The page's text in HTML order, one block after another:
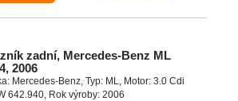
zadní, Mercedes-Benz ML
2006
Mercedes-Benz, Typ: ML, Motor: 3.0 Cdi
642.940, Rok výroby: 2006